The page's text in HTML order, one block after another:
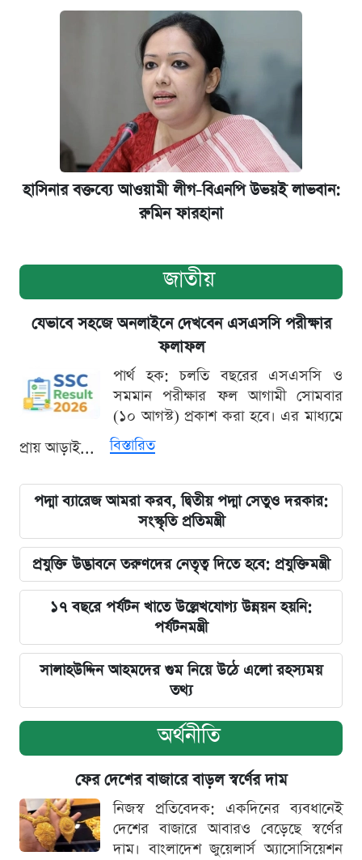
হাসিনার বক্তব্যে আওয়ামী লীগ-বিএনপি উভয়ই লাভবান:
রুমিন ফারহানা
জাতীয়
যেভাবে সহজে অনলাইনে দেখবেন এসএসসি পরীক্ষার
ফলাফল
পার্থ হক: চলতি বছরের এসএসসি ও
সমমান পরীক্ষার ফল আগামী সোমবার
(১০ আগস্ট) প্রকাশ করা হবে। এর মাধ্যমে
প্রায় আড়াই...
বিস্তারিত
পদ্মা ব্যারেজ আমরা করব, দ্বিতীয় পদ্মা সেতুও দরকার:
সংস্কৃতি প্রতিমন্ত্রী
প্রযুক্তি উদ্ভাবনে তরুণদের নেতৃত্ব দিতে হবে: প্রযুক্তিমন্ত্রী
১৭ বছরে পর্যটন খাতে উল্লেখযোগ্য উন্নয়ন হয়নি:
পর্যটনমন্ত্রী
সালাহউদ্দিন আহমদের গুম নিয়ে উঠে এলো রহস্যময়
তথ্য
অর্থনীতি
ফের দেশের বাজারে বাড়ল স্বর্ণের দাম
নিজস্ব প্রতিবেদক: একদিনের ব্যবধানেই
দেশের বাজারে আবারও বেড়েছে স্বর্ণের
দাম। বাংলাদেশ জুয়েলার্স অ্যাসোসিয়েশন